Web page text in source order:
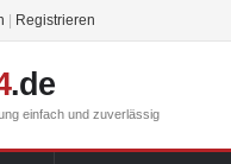
Registrieren
.de
einfach und zuverlässig